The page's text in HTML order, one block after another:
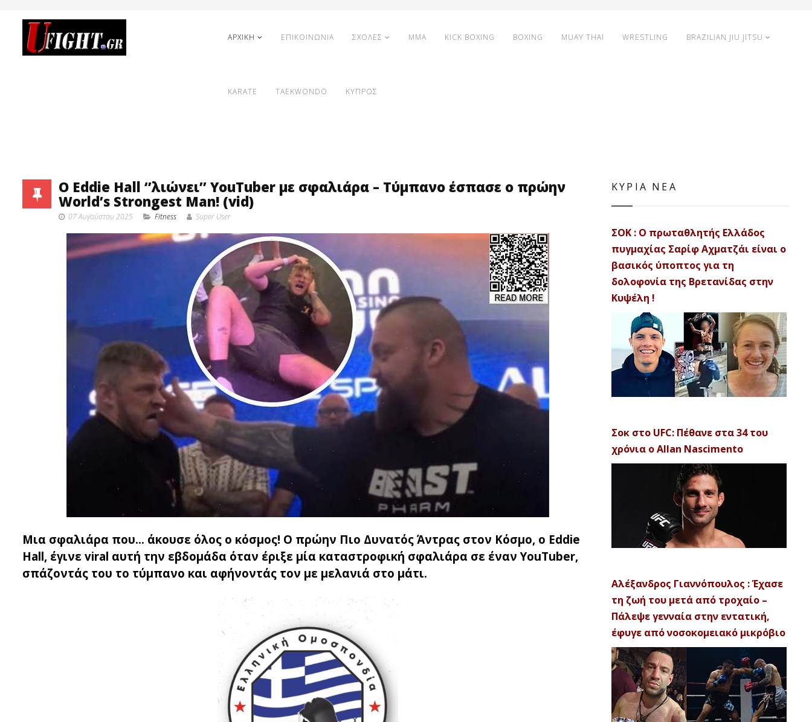
ΑΡΧΙΚΗ ΕΠΙΚΟΙΝΩΝΙΑ ΣΧΟΛΕΣ MMA KICK BOXING BOXING MUAY THAI WRESTLING BRAZILIAN JIU JITSU
KARATE TAEKWONDO ΚΥΠΡΟΣ
O Eddie Hall ‘’λιώνει’’ YouTuber με σφαλιάρα – Τύμπανο έσπασε ο πρώην
World’s Strongest Man! (vid)
07 Αυγούστου 2025 Fitness Super User
Μια σφαλιάρα που… άκουσε όλος ο κόσμος! Ο πρώην Πιο Δυνατός Άντρας στον Κόσμο, o Eddie
Hall, έγινε viral αυτή την εβδομάδα όταν έριξε μία καταστροφική σφαλιάρα σε έναν YouTuber,
σπάζοντάς του το τύμπανο και αφήνοντάς τον με μελανιά στο μάτι.
ΚΥΡΙΑ ΝΕΑ
ΣΟΚ : Ο πρωταθλητής Ελλάδος
πυγμαχίας Σαρίφ Αχματζάι είναι ο
βασικός ύποπτος για τη
δολοφονία της Βρετανίδας στην
Κυψέλη !
Σοκ στο UFC: Πέθανε στα 34 του
χρόνια ο Allan Nascimento
Αλέξανδρος Γιαννόπουλος : Έχασε
τη ζωή του μετά από τροχαίο –
Πάλεψε γενναία στην εντατική,
έφυγε από νοσοκομειακό μικρόβιο